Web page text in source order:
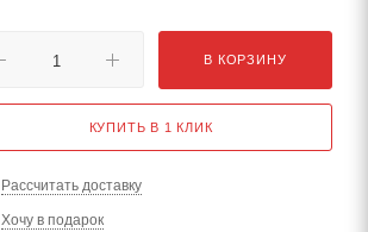
В КОРЗИНУ
КУПИТЬ В 1 КЛИК
Рассчитать доставку
Хочу в подарок